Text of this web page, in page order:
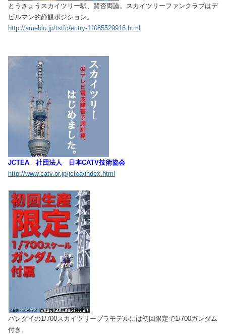
とうきょうスカイツリー駅、賛否両論。スカイツリーファンクラブはデ
ビルマン的静観ポジション。
http://ameblo.jp/tstfc/entry-11085529916.html
JCTEA 社団法人 日本CATV技術協会
http://www.catv.or.jp/jctea/index.html
バンダイの1/700スカイツリープラモデルには初回限定で1/700ガンダム
付き。